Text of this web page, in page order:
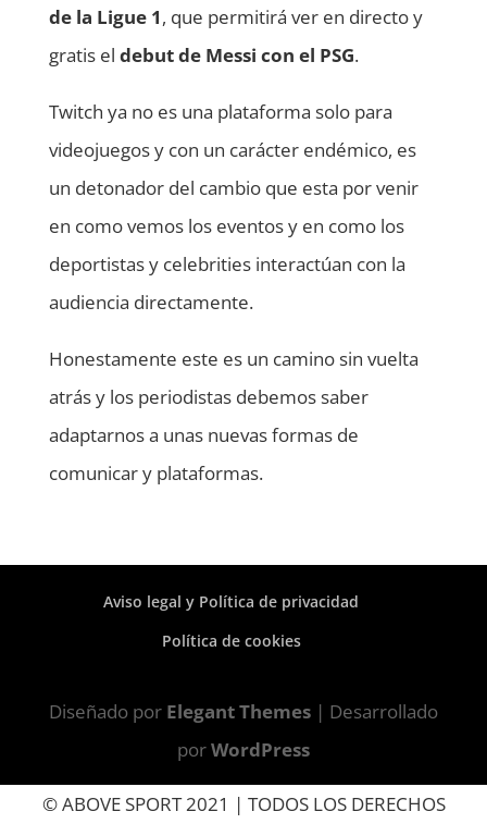
de la Ligue 1, que permitirá ver en directo y
gratis el debut de Messi con el PSG.
Twitch ya no es una plataforma solo para
videojuegos y con un carácter endémico, es
un detonador del cambio que esta por venir
en como vemos los eventos y en como los
deportistas y celebrities interactúan con la
audiencia directamente.
Honestamente este es un camino sin vuelta
atrás y los periodistas debemos saber
adaptarnos a unas nuevas formas de
comunicar y plataformas.
Aviso legal y Política de privacidad
Política de cookies
Diseñado por Elegant Themes| Desarrollado
porWordPress
© ABOVE SPORT 2021 | TODOS LOS DERECHOS